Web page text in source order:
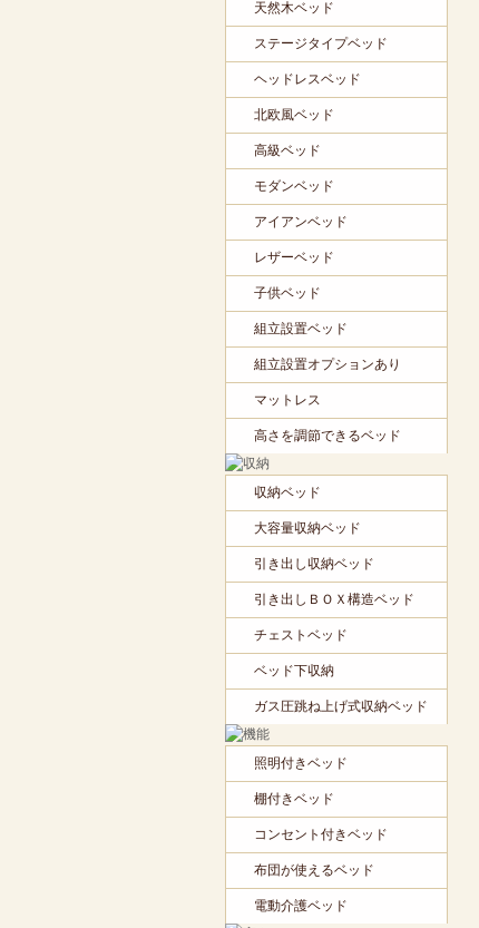
天然木ベッド
ステージタイプベッド
ヘッドレスベッド
北欧風ベッド
高級ベッド
モダンベッド
アイアンベッド
レザーベッド
子供ベッド
組立設置ベッド
組立設置オプションあり
マットレス
高さを調節できるベッド
収納ベッド
大容量収納ベッド
引き出し収納ベッド
引き出しＢＯＸ構造ベッド
チェストベッド
ベッド下収納
ガス圧跳ね上げ式収納ベッド
照明付きベッド
棚付きベッド
コンセント付きベッド
布団が使えるベッド
電動介護ベッド